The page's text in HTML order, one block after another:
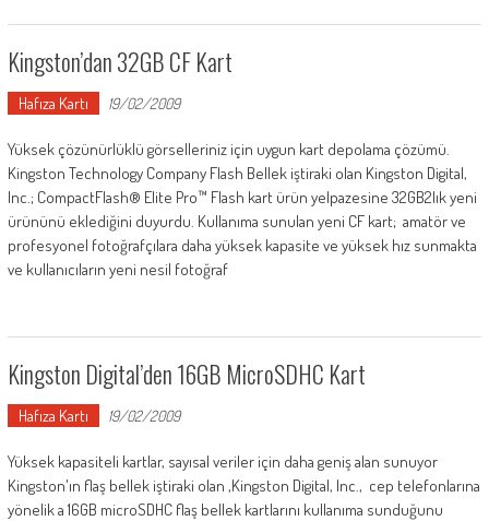
Kingston’dan 32GB CF Kart
Hafıza Kartı 19/02/2009
Yüksek çözünürlüklü görselleriniz için uygun kart depolama çözümü.
Kingston Technology Company Flash Bellek iştiraki olan Kingston Digital,
Inc.; CompactFlash® Elite Pro™ Flash kart ürün yelpazesine 32GB2lık yeni
ürününü eklediğini duyurdu. Kullanıma sunulan yeni CF kart; amatör ve
profesyonel fotoğrafçılara daha yüksek kapasite ve yüksek hız sunmakta
ve kullanıcıların yeni nesil fotoğraf
Kingston Digital’den 16GB MicroSDHC Kart
Hafıza Kartı 19/02/2009
Yüksek kapasiteli kartlar, sayısal veriler için daha geniş alan sunuyor
Kingston'ın flaş bellek iştiraki olan ,Kingston Digital, Inc., cep telefonlarına
yönelik a 16GB microSDHC flaş bellek kartlarını kullanıma sunduğunu